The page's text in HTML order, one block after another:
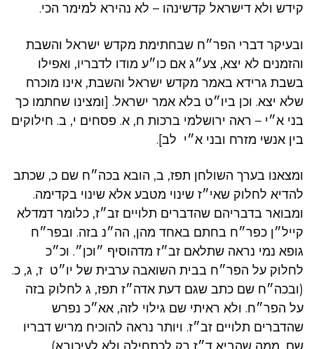
קידש ולא דישראל קדשינהו – לא נהירא למימר הכי.
ובעיקר דברי הפר״ח שבחתימת מקדש ישראל והשבת
והזמנים לא יצא, צע״ג אם כו״ע מודו לדבריו, ואפילו
בשבת גרידא באמר מקדש ישראל והשבת, אינו מוכרח
שלא יצא. וכן ביו״ט בלא אמר ישראל. [ומצינו שחתמו כך
בני א״י – ראה ירושלמי ברכות ח, א. פסחים י, ב. חילוקים
בין אנשי מזרח ובני א״י לב].
ומצאנו בערך השולחן תפז, ב, הובא בכה״ח שם כ, שכתב
להדיא לחלוק שאי״ז שינוי מטבע אלא שינוי בקדימה.
ומבואר בדבריהם שהדברים תלויים זב״ז, כלומר דמדלא
קייל״ן כפר״ח בחתם באחד מהן, הה״נ בזה. ובפר״ח
גופא נמי נראה שתלאם זב״ז מדהוסיף ״וכן״. וכ״כ
לחלוק על הפר״ח בבית השואבה ערבית של יו״ט ז, ג, כ.
(ובכה״ח שם כתב שגם דעת אדה״ז תפז, ג לחלוק בזה
על הפר״ח. ולא ראיתי שם גילוי לזה, אא״כ נפרש
שהדברים תלויים זב״ז. ויותר נראה להוכיח מריש דבריו